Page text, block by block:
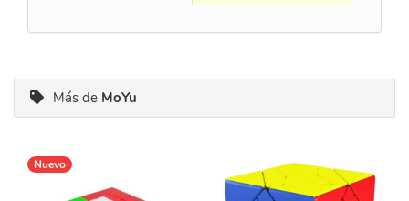
Más de MoYu
Nuevo